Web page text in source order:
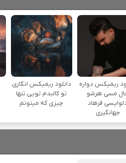
ریمیکس دواره
مسی هرشو
فرهاد
جهانگیری
دانلود ریمیکس انگاری
تو کالبدم تویی تنها
چیزی که میتونم